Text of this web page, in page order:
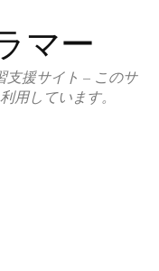
マー
支援サイト – このサ
用しています。